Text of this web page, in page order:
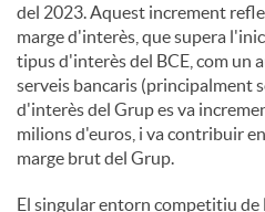
del 2023. Aquest increment
marge d'interès, que supera
tipus d'interès del BCE, com un
serveis bancaris (principalment
d'interès del Grup es va
milions d'euros, i va contribuir
marge brut del Grup.
El singular entorn competitiu de